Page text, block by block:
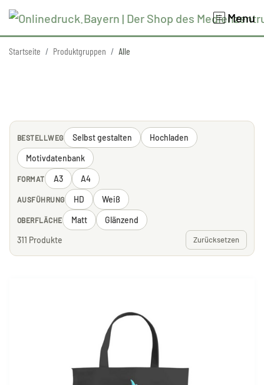
Menu
Startseite Produktgruppen Alle
BESTELLWEG Selbst gestalten Hochladen
Motivdatenbank
FORMAT A3 A4
AUSFÜHRUNG HD Weiß
OBERFLÄCHE Matt
Glänzend
311 Produkte
Zurücksetzen